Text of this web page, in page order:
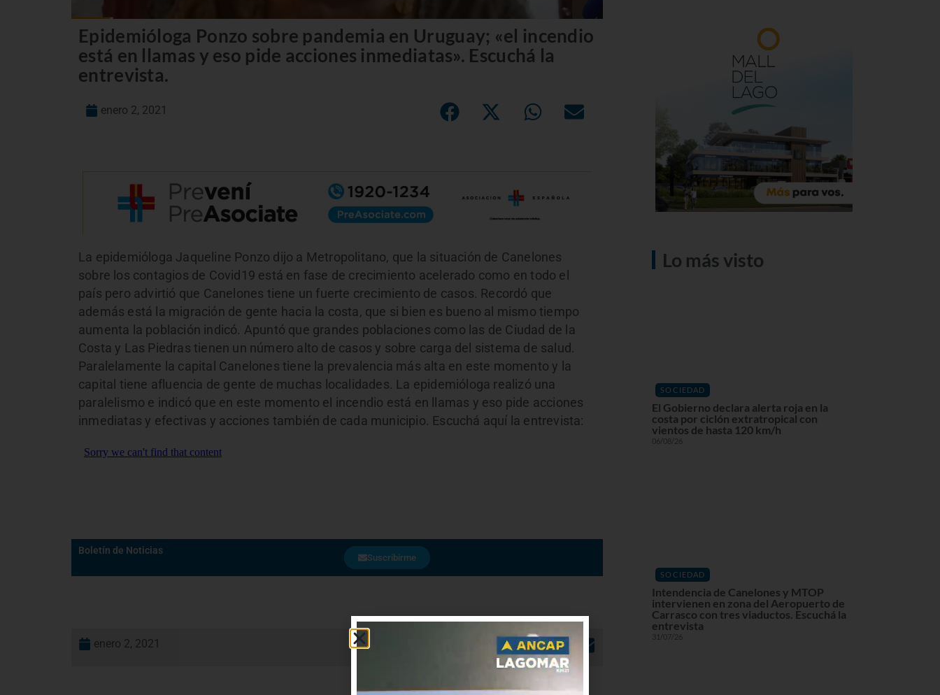
Epidemióloga Ponzo sobre pandemia en Uruguay; «el incendio
está en llamas y eso pide acciones inmediatas». Escuchá la
entrevista.
enero 2, 2021
La epidemióloga Jaqueline Ponzo dijo a Metropolitano, que la situación de Canelones
sobre los contagios de Covid19 está en fase de crecimiento acelerado como en todo el
país pero advirtió que Canelones tiene un fuerte crecimiento de casos. Recordó que
además está la migración de gente hacia la costa, que si bien es bueno al mismo tiempo
aumenta la población indicó. Apuntó que grandes poblaciones como las de Ciudad de la
Costa y Las Piedras tienen un número alto de casos y sobre carga del sistema de salud.
Paralelamente la capital Canelones tiene la prevalencia más alta en este momento y la
capital tiene afluencia de gente de muchas localidades. La epidemióloga realizó una
paralelismo e indicó que en este momento el incendio está en llamas y eso pide acciones
inmediatas y efectivas y acciones también de cada municipio. Escuchá aquí la entrevista:
Boletín de Noticias
Suscribirme
enero 2, 2021
Lo más visto
SOCIEDAD
El Gobierno declara alerta roja en la
costa por ciclón extratropical con
vientos de hasta 120 km/h
06/08/26
SOCIEDAD
Intendencia de Canelones y MTOP
intervienen en zona del Aeropuerto de
Carrasco con tres viaductos. Escuchá la
entrevista
31/07/26